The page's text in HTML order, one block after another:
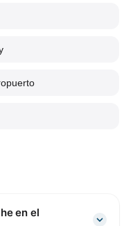
en el